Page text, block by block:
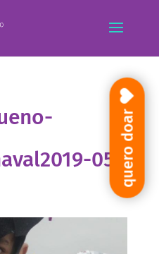
05 quero doar